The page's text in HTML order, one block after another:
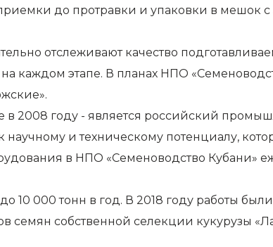
до протравки и упаковки в мешок с
отслеживают качество
каждом этапе. В планах НПО
в 2008 году - является российский
и техническому потенциалу,
в НПО «Семеноводство Кубани»
10 000 тонн в год. В 2018 году работы
семян собственной селекции кукурузы